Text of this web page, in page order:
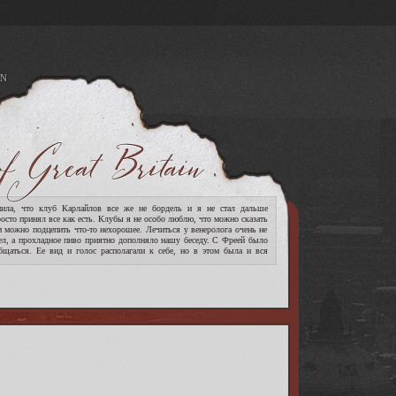
что клуб Карлайлов все же не бордель и я не стал дальше
принял все как есть. Клубы я не особо люблю, что можно сказать
подцепить что-то нехорошее. Лечиться у венеролога очень не
а прохладное пиво приятно дополняло нашу беседу. С Фреей было
Ее вид и голос располагали к себе, но в этом была и вся